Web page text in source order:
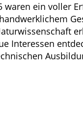
waren ein voller
Interessen